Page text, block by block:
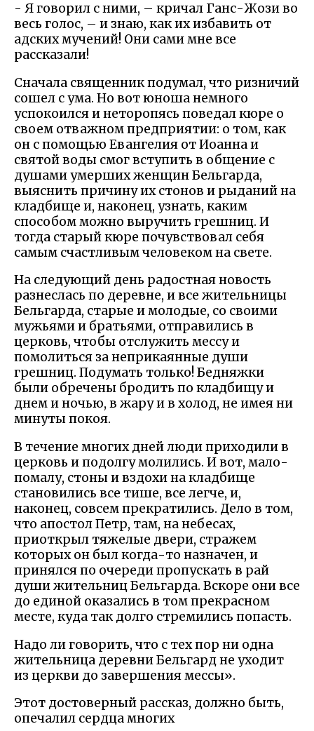
- Я говорил с ними, – кричал Ганс-Жози во
весь голос, – и знаю, как их избавить от
адских мучений! Они сами мне все
рассказали!
Сначала священник подумал, что ризничий
сошел с ума. Но вот юноша немного
успокоился и неторопясь поведал кюре о
своем отважном предприятии: о том, как
он с помощью Евангелия от Иоанна и
святой воды смог вступить в общение с
душами умерших женщин Бельгарда,
выяснить причину их стонов и рыданий на
кладбище и, наконец, узнать, каким
способом можно выручить грешниц. И
тогда старый кюре почувствовал себя
самым счастливым человеком на свете.
На следующий день радостная новость
разнеслась по деревне, и все жительницы
Бельгарда, старые и молодые, со своими
мужьями и братьями, отправились в
церковь, чтобы отслужить мессу и
помолиться за неприкаянные души
грешниц. Подумать только! Бедняжки
были обречены бродить по кладбищу и
днем и ночью, в жару и в холод, не имея ни
минуты покоя.
В течение многих дней люди приходили в
церковь и подолгу молились. И вот, мало-
помалу, стоны и вздохи на кладбище
становились все тише, все легче, и,
наконец, совсем прекратились. Дело в том,
что апостол Петр, там, на небесах,
приоткрыл тяжелые двери, стражем
которых он был когда-то назначен, и
принялся по очереди пропускать в рай
души жительниц Бельгарда. Вскоре они все
до единой оказались в том прекрасном
месте, куда так долго стремились попасть.
Надо ли говорить, что с тех пор ни одна
жительница деревни Бельгард не уходит
из церкви до завершения мессы».
Этот достоверный рассказ, должно быть,
опечалил сердца многих